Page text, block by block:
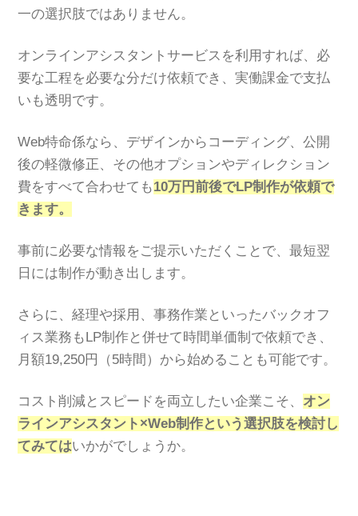
一の選択肢ではありません。
オンラインアシスタントサービスを利用すれば、必
要な工程を必要な分だけ依頼でき、実働課金で支払
いも透明です。
Web特命係なら、デザインからコーディング、公開
後の軽微修正、その他オプションやディレクション
費をすべて合わせても10万円前後でLP制作が依頼で
きます。
事前に必要な情報をご提示いただくことで、最短翌
日には制作が動き出します。
さらに、経理や採用、事務作業といったバックオフ
ィス業務もLP制作と併せて時間単価制で依頼でき、
月額19,250円（5時間）から始めることも可能です。
コスト削減とスピードを両立したい企業こそ、 オン
ラインアシスタント×Web制作という選択肢を検討し
てみてはいかがでしょうか。